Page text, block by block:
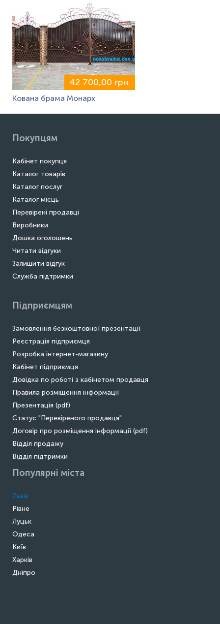
42 700,00 грн.
Кована брама Монарх
Покупцям
Кабінет покупця
Каталог товарів
Каталог послуг
Каталог місць
Перевірені продавці
Виробники
Дошка оголошень
Читати відгуки
Залишити відгук
Служба підтримки
Підприємцям
Замовлення безкоштовної презентації
Реєстрація підприємця
Розробка інтернет-магазину
Кабінет підприємця
Довідка по роботі з кабінетом продавця
Правила розміщення інформації
Презентація (pdf)
Статус "Перевіреного продавця"
Договір про розміщення інформації (pdf)
Відділ продажу
Відділ підтримки
Популярні міста
Львів
Рівне
Луцьк
Одеса
Київ
Харків
Дніпро